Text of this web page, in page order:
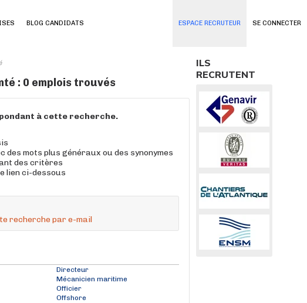
SE CONNECTER
BLOG CANDIDATS ESPACE RECRUTEUR
: 0 emplois trouvés
à cette recherche.
des mots plus généraux ou des synonymes
des critères
lien ci-dessous
recherche par e-mail
Directeur
Mécanicien maritime
Officier
Offshore
ILS
RECRUTENT